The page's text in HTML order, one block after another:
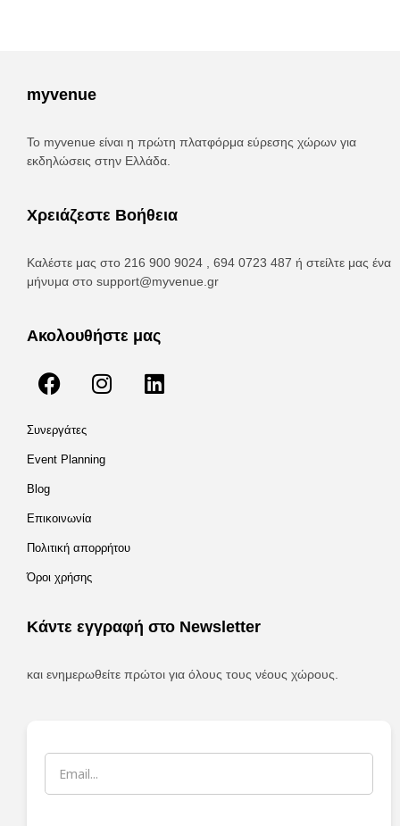
myvenue
Το myvenue είναι η πρώτη πλατφόρμα εύρεσης χώρων για
εκδηλώσεις στην Ελλάδα.
Χρειάζεστε Βοήθεια
Καλέστε μας στο 216 900 9024 , 694 0723 487 ή στείλτε μας ένα
μήνυμα στο support@myvenue.gr
Ακολουθήστε μας
Συνεργάτες
Event Planning
Blog
Επικοινωνία
Πολιτική απορρήτου
Όροι χρήσης
Κάντε εγγραφή στο Newsletter
και ενημερωθείτε πρώτοι για όλους τους νέους χώρους.